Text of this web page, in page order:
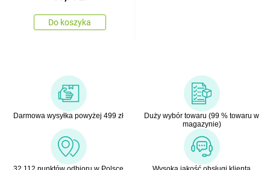
Do koszyka
Darmowa wysyłka powyżej 499 zł
Duży wybór towaru (99 % towaru w
magazynie)